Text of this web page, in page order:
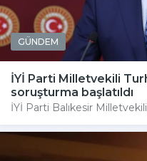
GÜNDEM
İYİ Parti Milletvekili
soruşturma başlatıldı
İYİ Parti Balıkesir